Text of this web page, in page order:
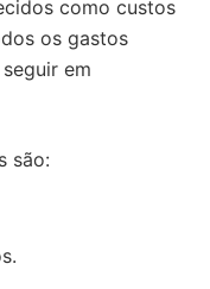
como custos
os gastos
em
são: